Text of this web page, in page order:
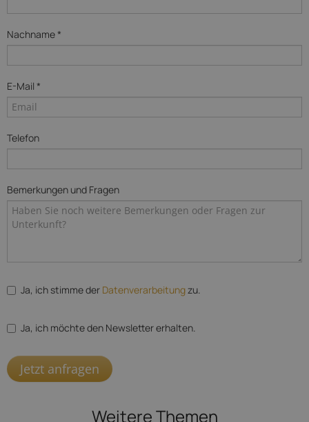
Nachname *
E-Mail *
Telefon
Bemerkungen und Fragen
Ja, ich stimme der Datenverarbeitungzu.
Ja, ich möchte den Newsletter erhalten.
Jetzt anfragen
Weitere Themen